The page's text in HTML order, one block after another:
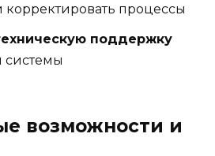
корректировать процессы
поддержку
системы
возможности и